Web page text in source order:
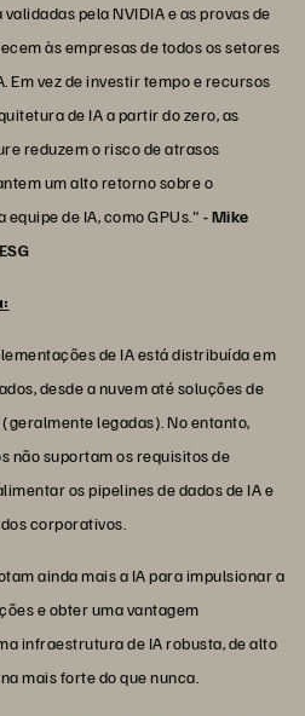
pela NVIDIA e as provas de
às empresas de todos os setores
Em vez de investir tempo e recursos
de IA a partir do zero, as
reduzem o risco de atrasos
um alto retorno sobre o
de IA, como GPUs." - Mike
de IA está distribuída em
desde a nuvem até soluções de
legadas). No entanto,
não suportam os requisitos de
os pipelines de dados de IA e
corporativos.
ainda mais a IA para impulsionar a
e obter uma vantagem
infraestrutura de IA robusta, de alto
mais forte do que nunca.